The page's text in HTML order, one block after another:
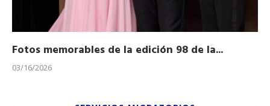
Fotos memorables de la edición 98 de la...
03/16/2026